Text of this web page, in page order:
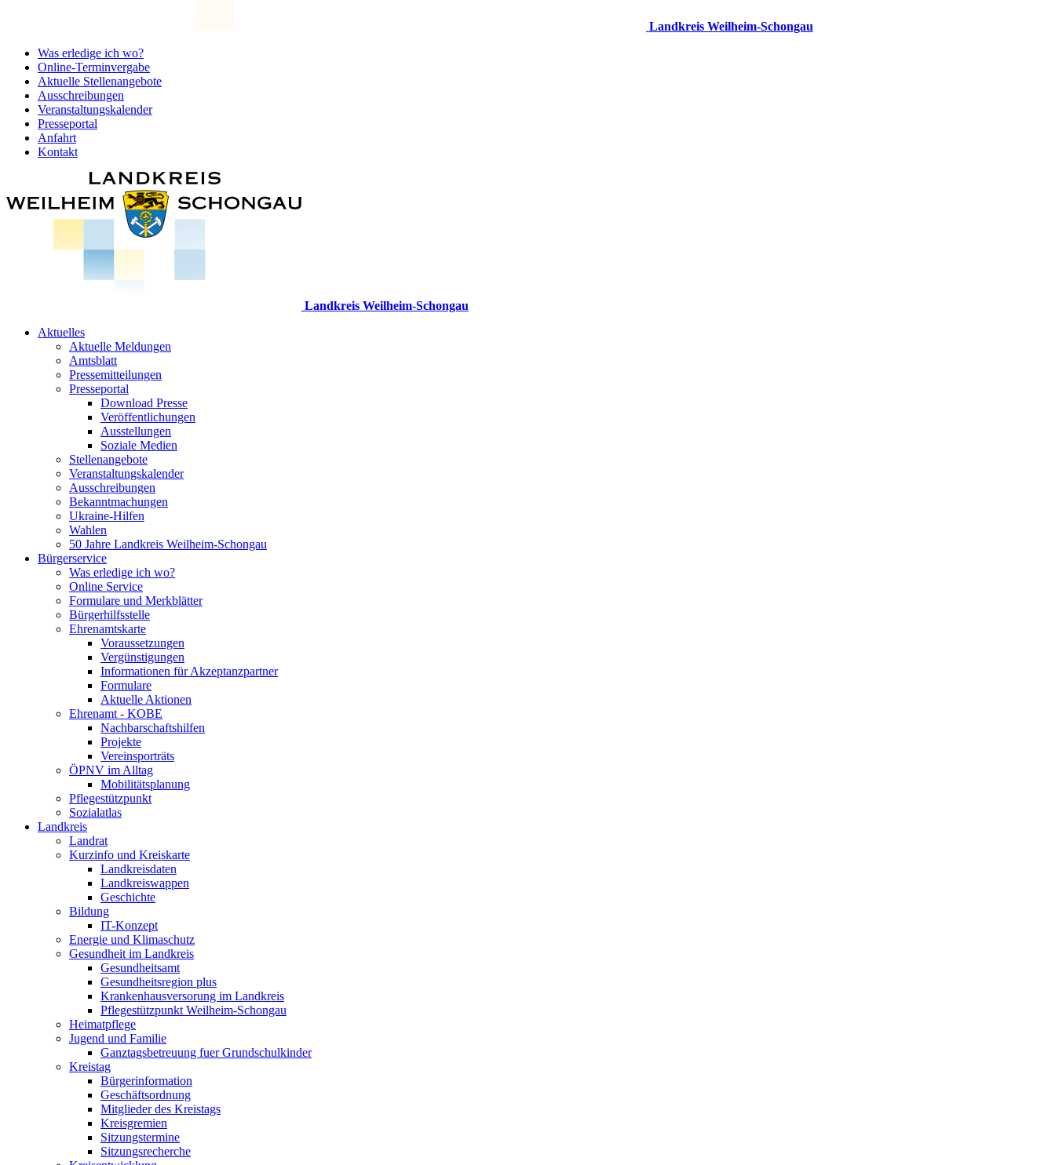
Landkreis Weilheim-Schongau
Was erledige ich wo?
Online-Terminvergabe
Aktuelle Stellenangebote
Ausschreibungen
Veranstaltungskalender
Presseportal
Anfahrt
Kontakt
Landkreis Weilheim-Schongau
Aktuelles
Aktuelle Meldungen
Amtsblatt
Pressemitteilungen
Presseportal
Download Presse
Veröffentlichungen
Ausstellungen
Soziale Medien
Stellenangebote
Veranstaltungskalender
Ausschreibungen
Bekanntmachungen
Ukraine-Hilfen
Wahlen
50 Jahre Landkreis Weilheim-Schongau
Bürgerservice
Was erledige ich wo?
Online Service
Formulare und Merkblätter
Bürgerhilfsstelle
Ehrenamtskarte
Voraussetzungen
Vergünstigungen
Informationen für Akzeptanzpartner
Formulare
Aktuelle Aktionen
Ehrenamt - KOBE
Nachbarschaftshilfen
Projekte
Vereinsporträts
ÖPNV im Alltag
Mobilitätsplanung
Pflegestützpunkt
Sozialatlas
Landkreis
Landrat
Kurzinfo und Kreiskarte
Landkreisdaten
Landkreiswappen
Geschichte
Bildung
IT-Konzept
Energie und Klimaschutz
Gesundheit im Landkreis
Gesundheitsamt
Gesundheitsregion plus
Krankenhausversorung im Landkreis
Pflegestützpunkt Weilheim-Schongau
Heimatpflege
Jugend und Familie
Ganztagsbetreuung fuer Grundschulkinder
Kreistag
Bürgerinformation
Geschäftsordnung
Mitglieder des Kreistags
Kreisgremien
Sitzungstermine
Sitzungsrecherche